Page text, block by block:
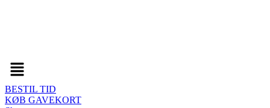
Menu
BESTIL TID
KØB GAVEKORT